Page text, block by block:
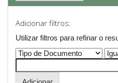
Adicionar filtros:
Utilizar filtros para refinar o